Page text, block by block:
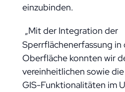
einzubinden.
„Mit der Integration der
Sperrflächenerfassung in
Oberfläche konnten wir
vereinheitlichen sowie
GIS-Funktionalitäten im